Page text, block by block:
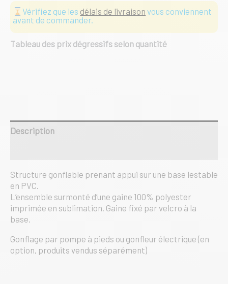
AIRCAPTIF
60
L
-
H
Vérifiez que les délais de livraison vous conviennent
avant de commander.
Tableau des prix dégressifs selon quantité
Description
Structure gonflable prenant appui sur une base lestable
en PVC.
L’ensemble surmonté d’une gaine 100% polyester
imprimée en sublimation. Gaine fixé par velcro à la
base.
Gonflage par pompe à pieds ou gonfleur électrique (en
option, produits vendus séparément)